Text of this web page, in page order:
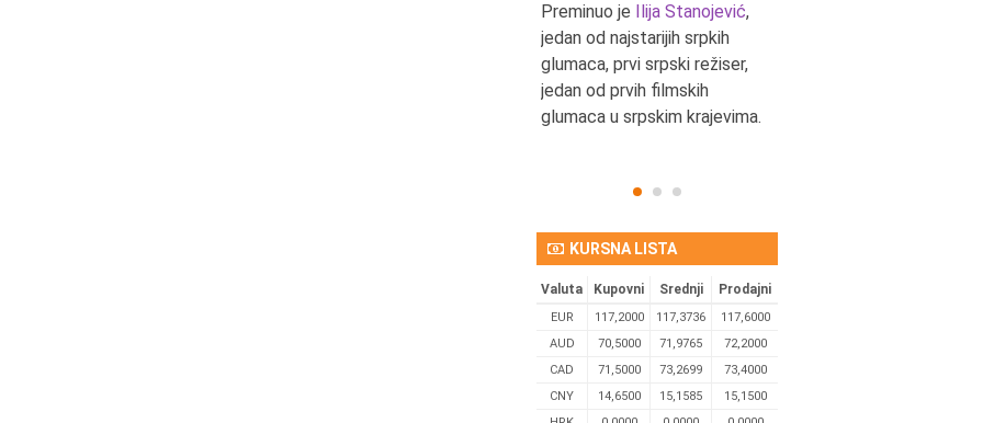
Preminuo je Ilija Stanojević,
jedan od najstarijih srpkih
glumaca, prvi srpski režiser,
jedan od prvih filmskih
glumaca u srpskim krajevima.
KURSNA LISTA
Valuta Kupovni Srednji Prodajni
EUR 117,2000 117,3736
117,6000
AUD
70,5000 71,9765
72,2000
CAD
71,5000 73,2699
73,4000
CNY
14,6500 15,1585
15,1500